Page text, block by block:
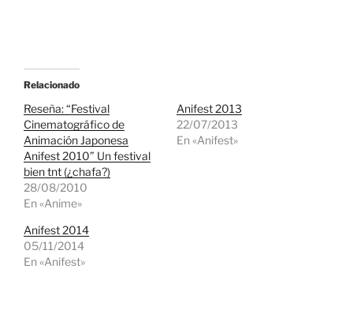
Relacionado
Reseña: “Festival
Cinematográfico de
Animación Japonesa
Anifest 2010” Un festival
bien tnt (¿chafa?)
28/08/2010
En «Anime»
Anifest 2013
22/07/2013
En «Anifest»
Anifest 2014
05/11/2014
En «Anifest»